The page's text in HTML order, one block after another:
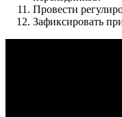
Провести
Зафиксировать